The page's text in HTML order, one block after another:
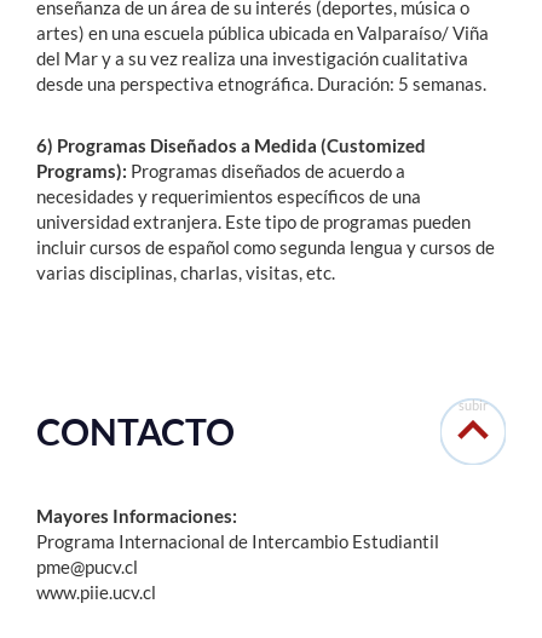
enseñanza de un área de su interés (deportes, música o
artes) en una escuela pública ubicada en Valparaíso/ Viña
del Mar y a su vez realiza una investigación cualitativa
desde una perspectiva etnográfica. Duración: 5 semanas.
6) Programas Diseñados a Medida (Customized
Programs): Programas diseñados de acuerdo a
necesidades y requerimientos específicos de una
universidad extranjera. Este tipo de programas pueden
incluir cursos de español como segunda lengua y cursos de
varias disciplinas, charlas, visitas, etc.
CONTACTO
subir
Mayores Informaciones:
Programa Internacional de Intercambio Estudiantil
pme@pucv.cl
www.piie.ucv.cl